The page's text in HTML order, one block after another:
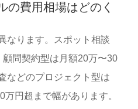
の費用相場はどのく
なります。スポット相談
問契約型は月額20万〜30
などのプロジェクト型は
円超まで幅があります。